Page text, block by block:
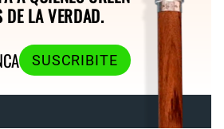
DE LA VERDAD.
SUSCRIBITE